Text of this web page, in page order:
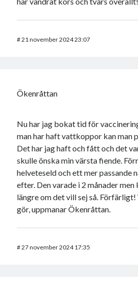
#21 november 2024 23:07
Ökenråttan
Nu har jag bokat tid för
man har haft vattkoppor kan man
Det har jag haft och fått och det
skulle önska min värsta fiende.
helveteseld och ett mer passande
efter. Den varade i 2 månader men
längre om det vill sej så. Förfärligt!
gör, uppmanar Ökenråttan.
#27 november 2024 17:35